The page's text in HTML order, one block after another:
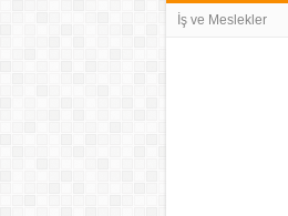
İş ve Meslekler